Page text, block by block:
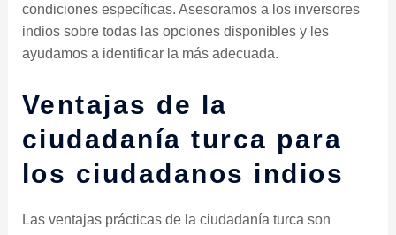
condiciones específicas. Asesoramos a los inversores
indios sobre todas las opciones disponibles y les
ayudamos a identificar la más adecuada.
Ventajas de la
ciudadanía turca para
los ciudadanos indios
Las ventajas prácticas de la ciudadanía turca son